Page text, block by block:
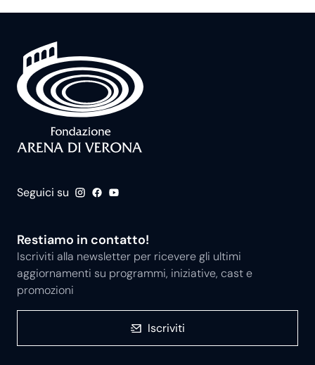
Seguici su
Restiamo in contatto!
Iscriviti alla newsletter per ricevere gli ultimi
aggiornamenti su programmi, iniziative, cast e
promozioni
Iscriviti